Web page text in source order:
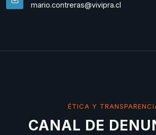
mario.contreras@vivipra.cl
ÉTICA Y
CANAL DE